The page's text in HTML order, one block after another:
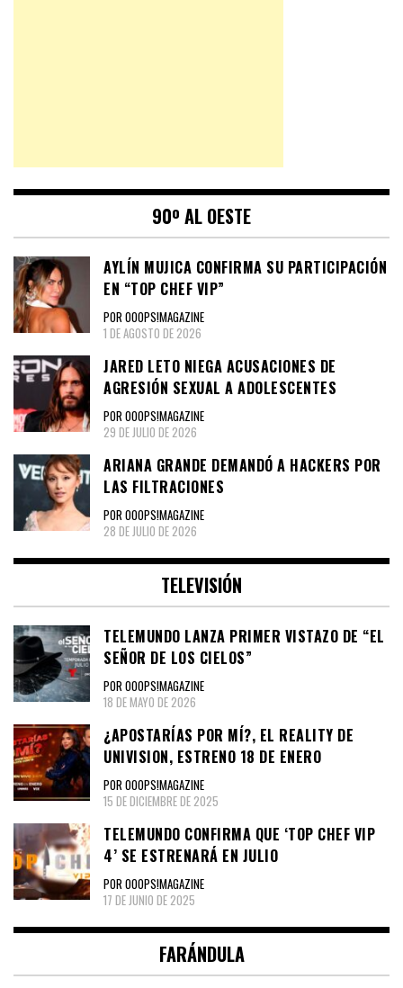
90º AL OESTE
AYLÍN MUJICA CONFIRMA SU PARTICIPACIÓN
EN “TOP CHEF VIP”
POR OOOPS!MAGAZINE
1 DE AGOSTO DE 2026
JARED LETO NIEGA ACUSACIONES DE
AGRESIÓN SEXUAL A ADOLESCENTES
POR OOOPS!MAGAZINE
29 DE JULIO DE 2026
ARIANA GRANDE DEMANDÓ A HACKERS POR
LAS FILTRACIONES
POR OOOPS!MAGAZINE
28 DE JULIO DE 2026
TELEVISIÓN
TELEMUNDO LANZA PRIMER VISTAZO DE “EL
SEÑOR DE LOS CIELOS”
POR OOOPS!MAGAZINE
18 DE MAYO DE 2026
¿APOSTARÍAS POR MÍ?, EL REALITY DE
UNIVISION, ESTRENO 18 DE ENERO
POR OOOPS!MAGAZINE
15 DE DICIEMBRE DE 2025
TELEMUNDO CONFIRMA QUE ‘TOP CHEF VIP
4’ SE ESTRENARÁ EN JULIO
POR OOOPS!MAGAZINE
17 DE JUNIO DE 2025
FARÁNDULA